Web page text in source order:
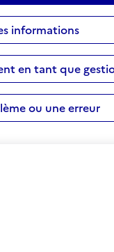
informations
en tant que
ou une erreur